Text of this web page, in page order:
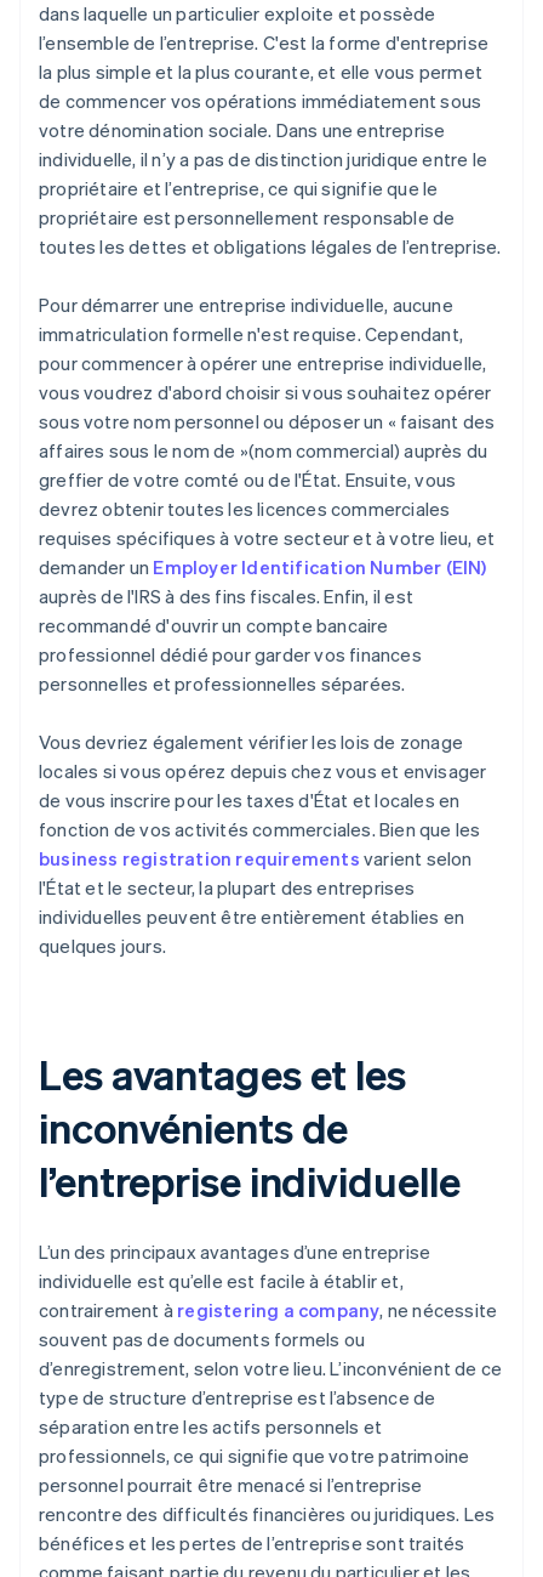
dans laquelle un particulier exploite et possède
l’ensemble de l’entreprise. C'est la forme d'entreprise
la plus simple et la plus courante, et elle vous permet
de commencer vos opérations immédiatement sous
votre dénomination sociale. Dans une entreprise
individuelle, il n’y a pas de distinction juridique entre le
propriétaire et l’entreprise, ce qui signifie que le
propriétaire est personnellement responsable de
toutes les dettes et obligations légales de l’entreprise.
Pour démarrer une entreprise individuelle, aucune
immatriculation formelle n'est requise. Cependant,
pour commencer à opérer une entreprise individuelle,
vous voudrez d'abord choisir si vous souhaitez opérer
sous votre nom personnel ou déposer un « faisant des
affaires sous le nom de »(nom commercial) auprès du
greffier de votre comté ou de l'État. Ensuite, vous
devrez obtenir toutes les licences commerciales
requises spécifiques à votre secteur et à votre lieu, et
demander un Employer Identification Number (EIN)
auprès de l'IRS à des fins fiscales. Enfin, il est
recommandé d'ouvrir un compte bancaire
professionnel dédié pour garder vos finances
personnelles et professionnelles séparées.
Vous devriez également vérifier les lois de zonage
locales si vous opérez depuis chez vous et envisager
de vous inscrire pour les taxes d'État et locales en
fonction de vos activités commerciales. Bien que les
business registration requirements varient selon
l'État et le secteur, la plupart des entreprises
individuelles peuvent être entièrement établies en
quelques jours.
Les avantages et les
inconvénients de
l’entreprise individuelle
L’un des principaux avantages d’une entreprise
individuelle est qu’elle est facile à établir et,
contrairement à registering a company, ne nécessite
souvent pas de documents formels ou
d’enregistrement, selon votre lieu. L’inconvénient de ce
type de structure d’entreprise est l’absence de
séparation entre les actifs personnels et
professionnels, ce qui signifie que votre patrimoine
personnel pourrait être menacé si l’entreprise
rencontre des difficultés financières ou juridiques. Les
bénéfices et les pertes de l’entreprise sont traités